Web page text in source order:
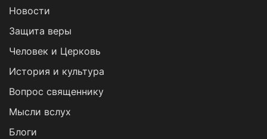
Новости
Защита веры
Человек и Церковь
История и культура
Вопрос священнику
Мысли вслух
Блоги